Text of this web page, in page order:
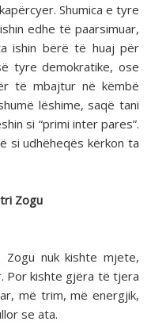
Shumica e tyre
edhe të paarsimuar,
ishin bërë të huaj për
tyre demokratike, ose
të mbajtur në këmbë
lëshime, saqë tani
si “primi inter pares”.
si udhëheqës kërkon ta
Zogu
nuk kishte mjete,
Por kishte gjëra të tjera
më trim, më energjik,
se ata.